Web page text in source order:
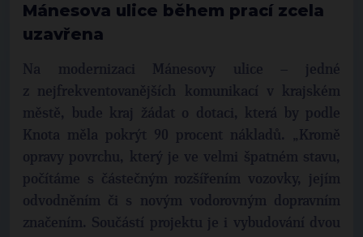
Mánesova ulice během prací zcela
uzavřena
Na modernizaci Mánesovy ulice – jedné
z nejfrekventovanějších komunikací v krajském
městě, bude kraj žádat o dotaci, která by podle
Knota měla pokrýt 90 procent nákladů. „Kromě
opravy povrchu, který je ve velmi špatném stavu,
počítáme s částečným rozšířením vozovky, jejím
odvodněním či s novým vodorovným dopravním
značením. Součástí projektu je i vybudování dvou